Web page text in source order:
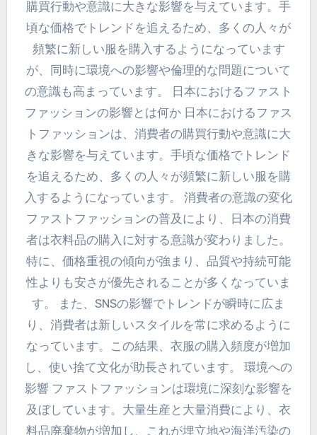
購買行動や意識に大きな影響を与えています。手
頃な価格でトレンドを追えるため、多くの人々が
頻繁に新しい服を購入するようになっています
が、同時に環境への影響や倫理的な問題について
の意識も高まっています。 日本におけるファスト
ファッションの影響とは何か 日本におけるファス
トファッションは、消費者の購買行動や意識に大
きな影響を与えています。手頃な価格でトレンド
を追えるため、多くの人々が頻繁に新しい服を購
入するようになっています。 消費者の意識の変化
ファストファッションの普及により、日本の消費
者は衣料品の購入に対する意識が変わりました。
特に、価格重視の傾向が強まり、品質や持続可能
性よりも安さが優先されることが多くなっていま
す。 また、SNSの影響でトレンドが瞬時に広ま
り、消費者は新しいスタイルを常に求めるように
なっています。この結果、衣服の購入頻度が増加
し、使い捨て文化が助長されています。 環境への
影響 ファストファッションは環境に深刻な影響を
及ぼしています。大量生産と大量消費により、衣
料品廃棄物が増加し、これが埋立地や海洋汚染の